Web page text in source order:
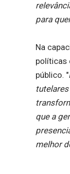
para
Na
políticas
público. "
que a
melhor